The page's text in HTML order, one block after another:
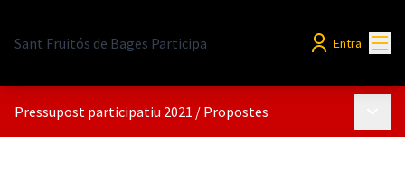
Sant Fruitós de Bages Participa Entra
Pressupost participatiu 2021 / Propostes